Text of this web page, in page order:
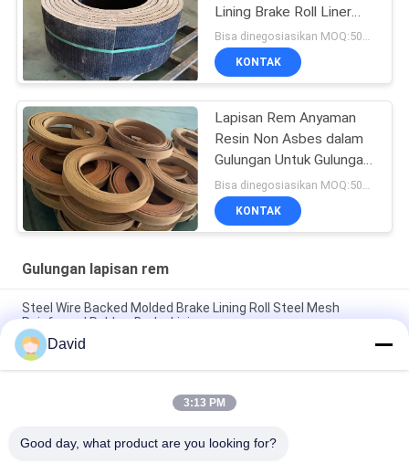
Lining Brake Roll Liner
dengan Kuningan
Bisa dinegosiasikan MOQ:500 kg
KONTAK
Lapisan Rem Anyaman
Resin Non Asbes dalam
Gulungan Untuk Gulungan
Lapisan Rem Winch LautBisa dinegosiasikan MOQ:500 kg
KONTAK
Gulungan lapisan rem
Steel Wire Backed Molded Brake Lining Roll Steel Mesh
Reinforced Rubber Brake Lining
High Temperature Range -40C To 300C Brake Lining Roll with
ISO9001 Certification and 2mm Thickness
Automotive Brake System Friction Roll 100mm Width for
David
3:13 PM
Good day, what product are you looking for?